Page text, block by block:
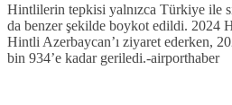
Hintlilerin tepkisi yalnızca Türkiye ile
da benzer şekilde boykot edildi. 2024
Hintli Azerbaycan’ı ziyaret ederken,
bin 934’e kadar geriledi.-airporthaber